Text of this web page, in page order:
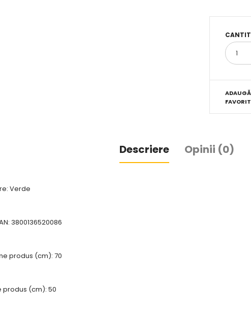
Descriere Opinii (0)
Verde
3800136520086
produs (cm): 70
produs (cm): 50